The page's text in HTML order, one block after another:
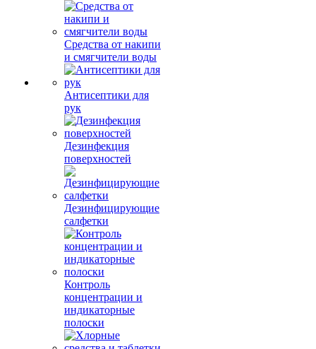
Средства от накипи
и смягчители воды
Антисептики для
рук
Дезинфекция
поверхностей
Дезинфицирующие
салфетки
Контроль
концентрации и
индикаторные
полоски